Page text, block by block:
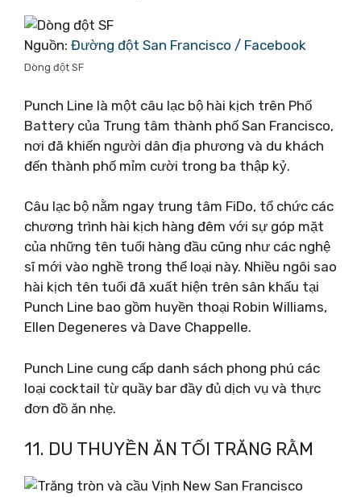
Nguồn: Đường đột San Francisco / Facebook
Dòng đột SF
Punch Line là một câu lạc bộ hài kịch trên Phố
Battery của Trung tâm thành phố San Francisco,
nơi đã khiến người dân địa phương và du khách
đến thành phố mỉm cười trong ba thập kỷ.
Câu lạc bộ nằm ngay trung tâm FiDo, tổ chức các
chương trình hài kịch hàng đêm với sự góp mặt
của những tên tuổi hàng đầu cũng như các nghệ
sĩ mới vào nghề trong thể loại này. Nhiều ngôi sao
hài kịch tên tuổi đã xuất hiện trên sân khấu tại
Punch Line bao gồm huyền thoại Robin Williams,
Ellen Degeneres và Dave Chappelle.
Punch Line cung cấp danh sách phong phú các
loại cocktail từ quầy bar đầy đủ dịch vụ và thực
đơn đồ ăn nhẹ.
11. DU THUYỀN ĂN TỐI TRĂNG RẰM